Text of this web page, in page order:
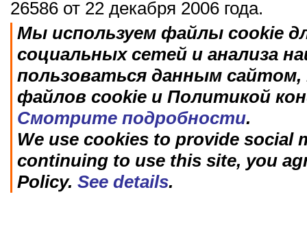
26586 от 22 декабря 2006 года.
Мы используем файлы cookie
социальных сетей и анализа
пользоваться данным
файлов cookie и Политикой
Смотрите подробности.
We use cookies to provide social
continuing to use this site, you
Policy. See details.